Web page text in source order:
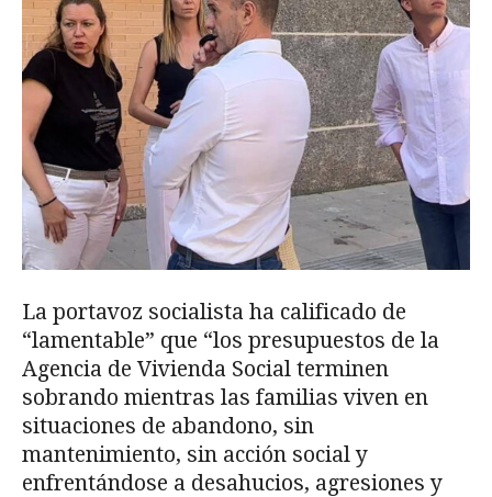
La portavoz socialista ha calificado de
“lamentable” que “los presupuestos de la
Agencia de Vivienda Social terminen
sobrando mientras las familias viven en
situaciones de abandono, sin
mantenimiento, sin acción social y
enfrentándose a desahucios, agresiones y